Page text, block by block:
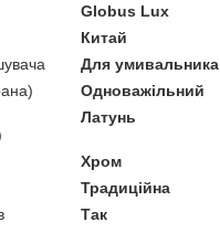
Globus Lux
Китай
Для умивальника
Одноважільний
Латунь
Хром
Традиційна
Так